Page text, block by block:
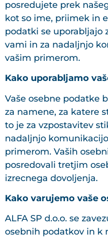
posredujete prek
kot so ime, priimek in
podatki se uporabljajo
vami in za nadaljnjo
vašim primerom.
Kako uporabljamo
Vaše osebne podatke
za namene, za katere
to je za vzpostavitev
nadaljnjo
primerom. Vaših
posredovali tretjim
izrecnega dovoljenja.
Kako varujemo vaše
ALFA SP d.o.o. se
osebnih podatkov in k